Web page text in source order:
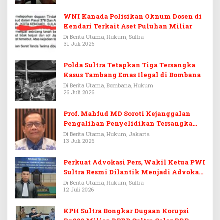
WNI Kanada Polisikan Oknum Dosen di
Kendari Terkait Aset Puluhan Miliar
Di Berita Utama, Hukum, Sultra
31 Juli 2026
Polda Sultra Tetapkan Tiga Tersangka
Kasus Tambang Emas Ilegal di Bombana
Di Berita Utama, Bombana, Hukum
26 Juli 2026
Prof. Mahfud MD Soroti Kejanggalan
Pengalihan Penyelidikan Tersangka
Febrie Adriansyah
Di Berita Utama, Hukum, Jakarta
13 Juli 2026
Perkuat Advokasi Pers, Wakil Ketua PWI
Sultra Resmi Dilantik Menjadi Advokat
PERADI
Di Berita Utama, Hukum, Sultra
12 Juli 2026
KPH Sultra Bongkar Dugaan Korupsi